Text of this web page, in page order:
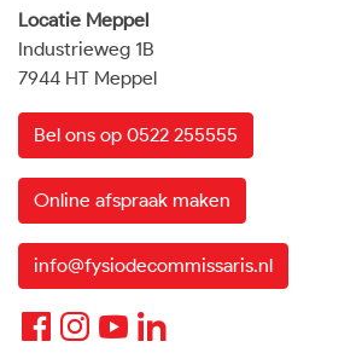
Locatie Meppel
Industrieweg 1B
7944 HT Meppel
Bel ons op 0522 255555
Online afspraak maken
info@fysiodecommissaris.nl